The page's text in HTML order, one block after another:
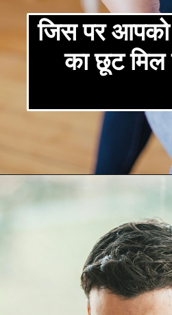
जिस पर
का छूट मिल